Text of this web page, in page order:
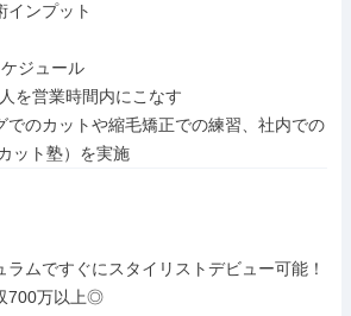
インプット
ジュール
を営業時間内にこなす
でのカットや縮毛矯正での練習、社内での
ット塾）を実施
ムですぐにスタイリストデビュー可能！
700万以上◎